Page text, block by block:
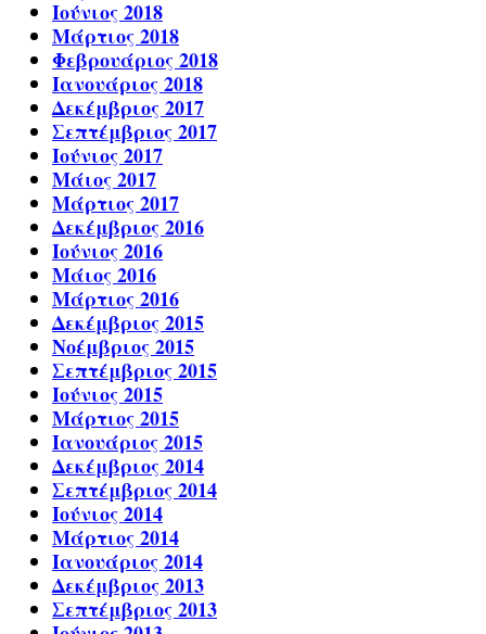
Ιούνιος 2018
Μάρτιος 2018
Φεβρουάριος 2018
Ιανουάριος 2018
Δεκέμβριος 2017
Σεπτέμβριος 2017
Ιούνιος 2017
Μάιος 2017
Μάρτιος 2017
Δεκέμβριος 2016
Ιούνιος 2016
Μάιος 2016
Μάρτιος 2016
Δεκέμβριος 2015
Νοέμβριος 2015
Σεπτέμβριος 2015
Ιούνιος 2015
Μάρτιος 2015
Ιανουάριος 2015
Δεκέμβριος 2014
Σεπτέμβριος 2014
Ιούνιος 2014
Μάρτιος 2014
Ιανουάριος 2014
Δεκέμβριος 2013
Σεπτέμβριος 2013